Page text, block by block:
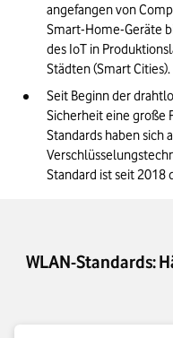
angefangen von
Smart-Home-Geräte
des IoT in
Städten (Smart Cities).
Seit Beginn der
Sicherheit eine große
Standards haben sich
Standard ist seit 2018
WLAN-Standards: